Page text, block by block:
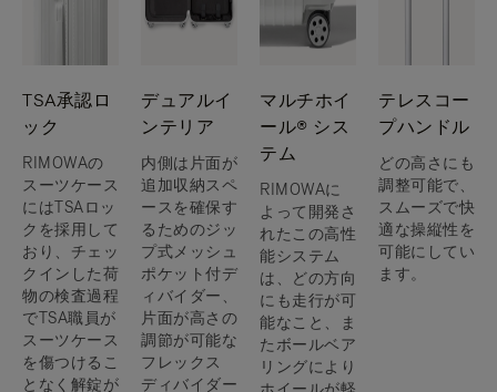
TSA承認ロ
ック
RIMOWAの
スーツケース
にはTSAロッ
クを採用して
おり、チェッ
クインした荷
物の検査過程
でTSA職員が
スーツケース
を傷つけるこ
となく解錠が
デュアルイ
ンテリア
内側は片面が
追加収納スペ
ースを確保す
るためのジッ
プ式メッシュ
ポケット付デ
ィバイダー、
片面が高さの
調節が可能な
フレックス
ディバイダー
マルチホイ
ール® シス
テム
RIMOWAに
よって開発さ
れたこの高性
能システム
は、どの方向
にも走行が可
能なこと、ま
たボールベア
リングにより
テレスコー
プハンドル
どの高さにも
調整可能で、
スムーズで快
適な操縦性を
可能にしてい
ます。